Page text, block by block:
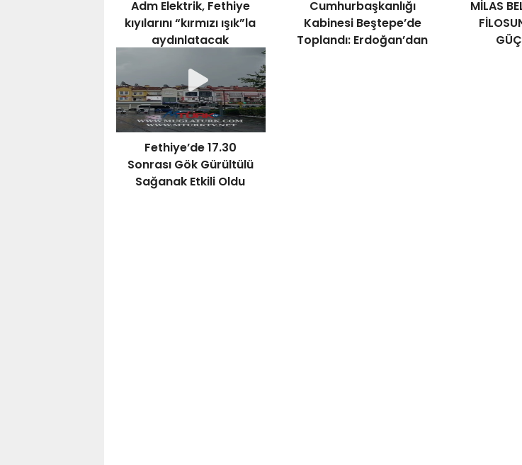
Adm Elektrik, Fethiye
kıyılarını “kırmızı ışık”la
aydınlatacak
Cumhurbaşkanlığı
Kabinesi Beştepe’de
Toplandı: Erdoğan’dan
MİLAS
Fethiye’de 17.30
Sonrası Gök Gürültülü
Sağanak Etkili Oldu